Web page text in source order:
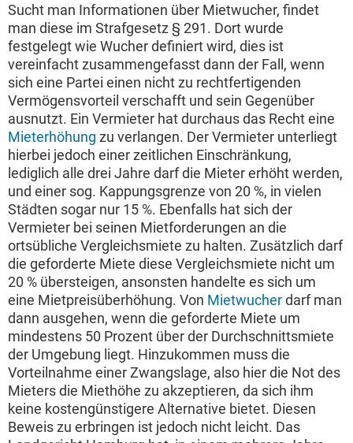
Sucht man Informationen über Mietwucher, findet
man diese im Strafgesetz § 291. Dort wurde
festgelegt wie Wucher definiert wird, dies ist
vereinfacht zusammengefasst dann der Fall, wenn
sich eine Partei einen nicht zu rechtfertigenden
Vermögensvorteil verschafft und sein Gegenüber
ausnutzt. Ein Vermieter hat durchaus das Recht eine
Mieterhöhung zu verlangen. Der Vermieter unterliegt
hierbei jedoch einer zeitlichen Einschränkung,
lediglich alle drei Jahre darf die Mieter erhöht werden,
und einer sog. Kappungsgrenze von 20 %, in vielen
Städten sogar nur 15 %. Ebenfalls hat sich der
Vermieter bei seinen Mietforderungen an die
ortsübliche Vergleichsmiete zu halten. Zusätzlich darf
die geforderte Miete diese Vergleichsmiete nicht um
20 % übersteigen, ansonsten handelte es sich um
eine Mietpreisüberhöhung. Von Mietwucherdarf man
dann ausgehen, wenn die geforderte Miete um
mindestens 50 Prozent über der Durchschnittsmiete
der Umgebung liegt. Hinzukommen muss die
Vorteilnahme einer Zwangslage, also hier die Not des
Mieters die Miethöhe zu akzeptieren, da sich ihm
keine kostengünstigere Alternative bietet. Diesen
Beweis zu erbringen ist jedoch nicht leicht. Das